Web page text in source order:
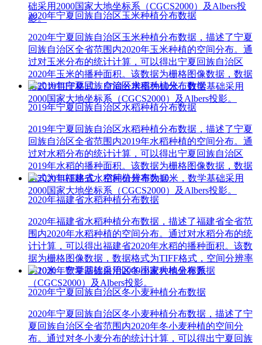
础采用2000国家大地坐标系（CGCS2000）及Albers投
影。
2020年宁夏回族自治区玉米种植分布数据
2020年宁夏回族自治区玉米种植分布数据，描述了宁夏
回族自治区全省范围内2020年玉米种植的空间分布。通
过对玉米分布的统计计算，可以得出宁夏回族自治区
2020年玉米的播种面积。该数据为栅格图像数据，数据
格式为TIFF格式，空间分辨率为10米，数学基础采用
2000国家大地坐标系（CGCS2000）及Albers投影。
2019年宁夏回族自治区水稻种植分布数据
2019年宁夏回族自治区水稻种植分布数据，描述了宁夏
回族自治区全省范围内2019年水稻种植的空间分布。通
过对水稻分布的统计计算，可以得出宁夏回族自治区
2019年水稻的播种面积。该数据为栅格图像数据，数据
格式为TIFF格式，空间分辨率为10米，数学基础采用
2000国家大地坐标系（CGCS2000）及Albers投影。
2020年福建省水稻种植分布数据
2020年福建省水稻种植分布数据，描述了福建省全省范
围内2020年水稻种植的空间分布。通过对水稻分布的统
计计算，可以得出福建省2020年水稻的播种面积。该数
据为栅格图像数据，数据格式为TIFF格式，空间分辨率
为10米，数学基础采用2000国家大地坐标系
（CGCS2000）及Albers投影。
2020年宁夏回族自治区冬小麦种植分布数据
2020年宁夏回族自治区冬小麦种植分布数据，描述了宁
夏回族自治区全省范围内2020年冬小麦种植的空间分
布。通过对冬小麦分布的统计计算，可以得出宁夏回族